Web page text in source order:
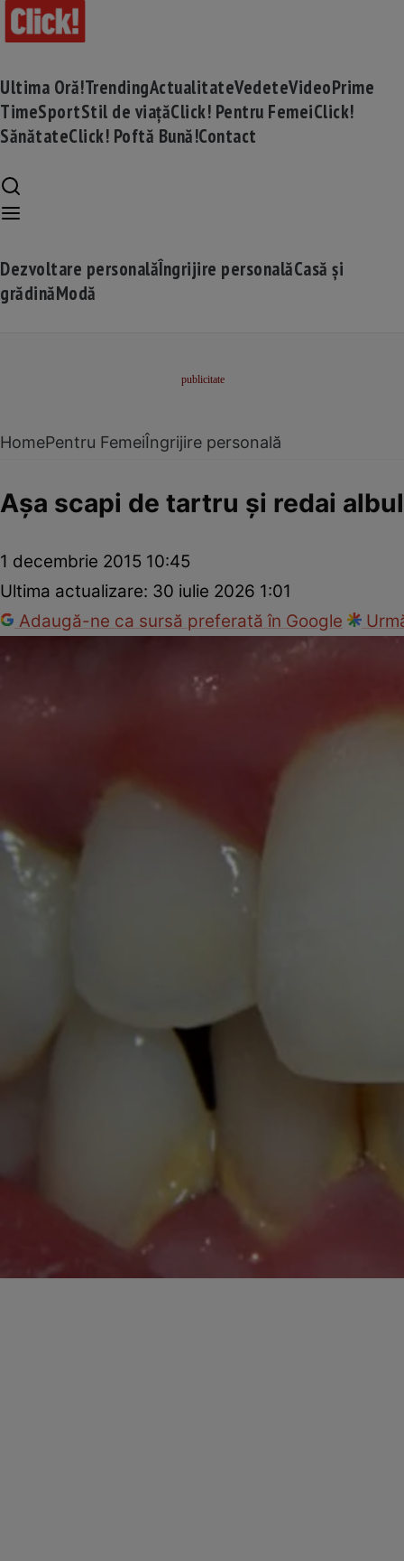
Ultima Oră!TrendingActualitateVedeteVideoPrime
TimeSportStil de viațăClick! Pentru FemeiClick!
SănătateClick! Poftă Bună!Contact
Dezvoltare personalăÎngrijire personalăCasă și
grădinăModă
HomePentru FemeiÎngrijire personală
Aşa scapi de tartru şi redai
1 decembrie 2015 10:45
Ultima actualizare: 30 iulie 2026 1:01
Adaugă-ne ca sursă preferată în Google